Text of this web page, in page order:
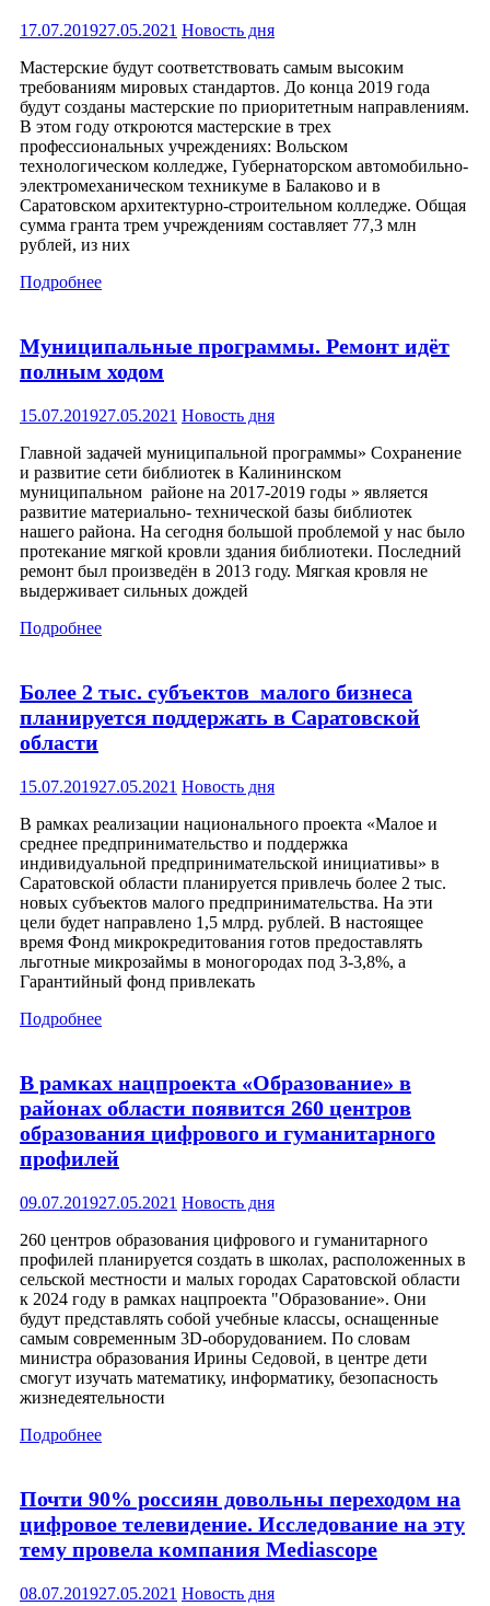
17.07.201927.05.2021 Новость дня
Мастерские будут соответствовать самым высоким
требованиям мировых стандартов. До конца 2019 года
будут созданы мастерские по приоритетным направлениям.
В этом году откроются мастерские в трех
профессиональных учреждениях: Вольском
технологическом колледже, Губернаторском автомобильно-
электромеханическом техникуме в Балаково и в
Саратовском архитектурно-строительном колледже. Общая
сумма гранта трем учреждениям составляет 77,3 млн
рублей, из них
Подробнее
Муниципальные программы. Ремонт идёт
полным ходом
15.07.201927.05.2021 Новость дня
Главной задачей муниципальной программы» Сохранение
и развитие сети библиотек в Калининском
муниципальном районе на 2017-2019 годы » является
развитие материально- технической базы библиотек
нашего района. На сегодня большой проблемой у нас было
протекание мягкой кровли здания библиотеки. Последний
ремонт был произведён в 2013 году. Мягкая кровля не
выдерживает сильных дождей
Подробнее
Более 2 тыс. субъектов малого бизнеса
планируется поддержать в Саратовской
области
15.07.201927.05.2021 Новость дня
В рамках реализации национального проекта «Малое и
среднее предпринимательство и поддержка
индивидуальной предпринимательской инициативы» в
Саратовской области планируется привлечь более 2 тыс.
новых субъектов малого предпринимательства. На эти
цели будет направлено 1,5 млрд. рублей. В настоящее
время Фонд микрокредитования готов предоставлять
льготные микрозаймы в моногородах под 3-3,8%, а
Гарантийный фонд привлекать
Подробнее
В рамках нацпроекта «Образование» в
районах области появится 260 центров
образования цифрового и гуманитарного
профилей
09.07.201927.05.2021 Новость дня
260 центров образования цифрового и гуманитарного
профилей планируется создать в школах, расположенных в
сельской местности и малых городах Саратовской области
к 2024 году в рамках нацпроекта "Образование». Они
будут представлять собой учебные классы, оснащенные
самым современным 3D-оборудованием. По словам
министра образования Ирины Седовой, в центре дети
смогут изучать математику, информатику, безопасность
жизнедеятельности
Подробнее
Почти 90% россиян довольны переходом на
цифровое телевидение. Исследование на эту
тему провела компания Mediascope
08.07.201927.05.2021 Новость дня